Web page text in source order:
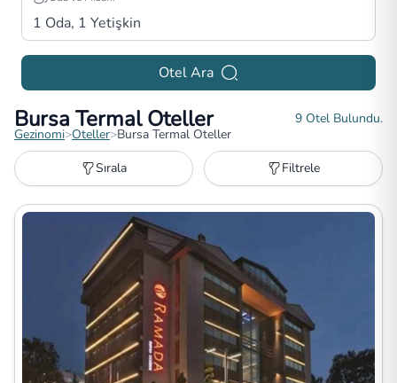
1 Oda, 1 Yetişkin
Otel Ara
Bursa Termal Oteller 9 Otel Bulundu.
Gezinomi>Oteller>Bursa Termal Oteller
Sırala
Filtrele